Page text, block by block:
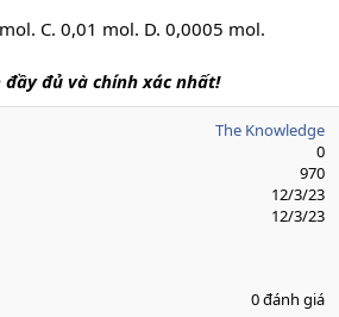
C. 0,01 mol. D. 0,0005 mol.
đầy đủ và chính xác nhất!
The Knowledge
0
970
12/3/23
12/3/23
0 đánh giá